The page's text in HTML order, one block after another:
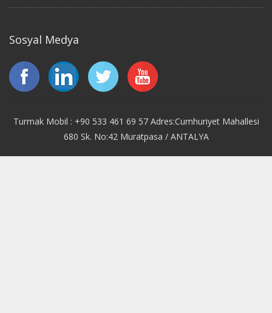
Sosyal Medya
Turmak Mobil : +90 533 461 69 57 Adres:Cumhuriyet Mahallesi
680 Sk. No:42 Muratpasa / ANTALYA